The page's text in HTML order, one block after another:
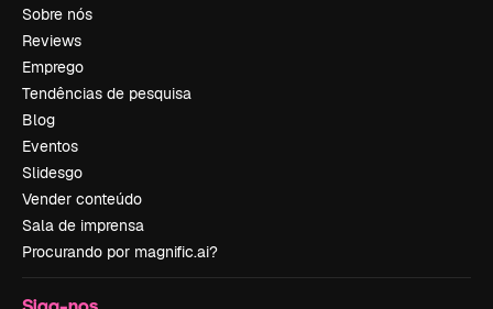
Sobre nós
Reviews
Emprego
Tendências de pesquisa
Blog
Eventos
Slidesgo
Vender conteúdo
Sala de imprensa
Procurando por magnific.ai?